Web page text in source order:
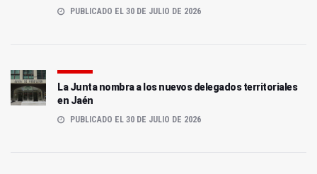
PUBLICADO EL 30 DE JULIO DE 2026
La Junta nombra a los nuevos delegados territoriales
en Jaén
PUBLICADO EL 30 DE JULIO DE 2026